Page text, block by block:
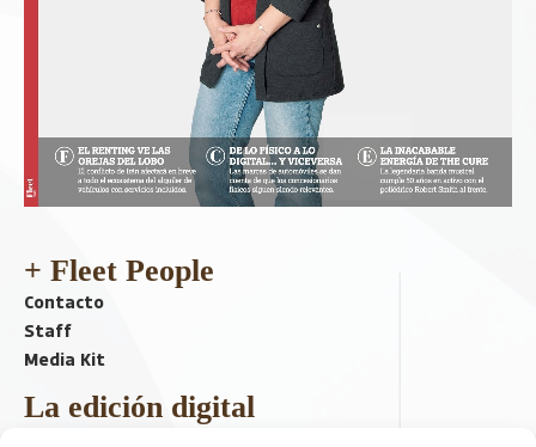
+ Fleet People
Contacto
Staff
Media Kit
La edición digital